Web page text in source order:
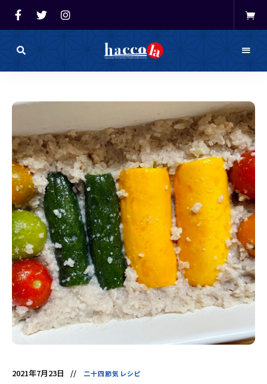
発酵ライ
フを楽し
む「ハッ
コラ」
は
ラ
イ
フ
を
楽
し
む
た
め
の
メ
デ
ィ
ア
で
す。
発
酵
食
品
の
レ
シ
ピ
や
ュ
を
お
2021年7月23日 二十四節気レシピ